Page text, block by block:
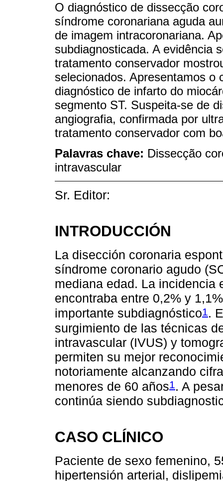
O diagnóstico de dissecção
síndrome coronariana aguda
de imagem intracoronariana.
subdiagnosticada. A evidência
tratamento conservador
selecionados. Apresentamos o
diagnóstico de infarto do
segmento ST. Suspeita-se de
angiografia, confirmada por
tratamento conservador com
Palavras chave: Dissecção
intravascular
Sr. Editor:
INTRODUCCIÓN
La disección coronaria
síndrome coronario agudo
mediana edad. La incidencia
encontraba entre 0,2% y
importante subdiagnóstico1 .
surgimiento de las técnicas
intravascular (IVUS) y
permiten su mejor
notoriamente alcanzando
menores de 60 años1. A
continúa siendo
CASO CLÍNICO
Paciente de sexo femenino,
hipertensión arterial,